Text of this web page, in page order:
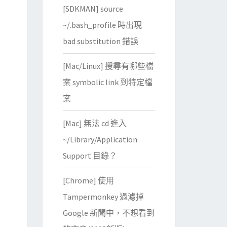
[SDKMAN] source
~/.bash_profile 時出現
bad substitution 錯誤
[Mac/Linux] 搜尋有哪些檔
案 symbolic link 到特定檔
案
[Mac] 無法 cd 進入
~/Library/Application
Support 目錄？
[Chrome] 使用
Tampermonkey 過濾掉
Google 新聞中，不想看到